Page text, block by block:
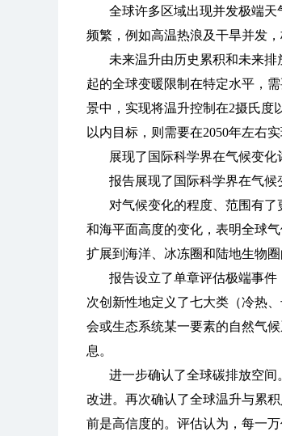
全球许多区域出现并发极端
频繁，例如高温热浪及干旱并发
未来温升由历史累积和未来排
起的全球变暖限制在特定水平，
景中，实现将温升控制在2摄氏度
以内目标，则需要在2050年左右
展现了国际科学界在气候变
报告展现了国际科学界在气候
对气候变化的程度、范围有
和海平面高度的变化，表明全球
扩展到海洋、冰冻圈和陆地生物圈
报告设立了单章评估极端事
次创新性地定义了七大类（冷热
会或生态系统某一要素的自然气
息。
进一步确认了全球碳排放空
改进。再次确认了全球温升与累
前是高信度的。评估认为，每一